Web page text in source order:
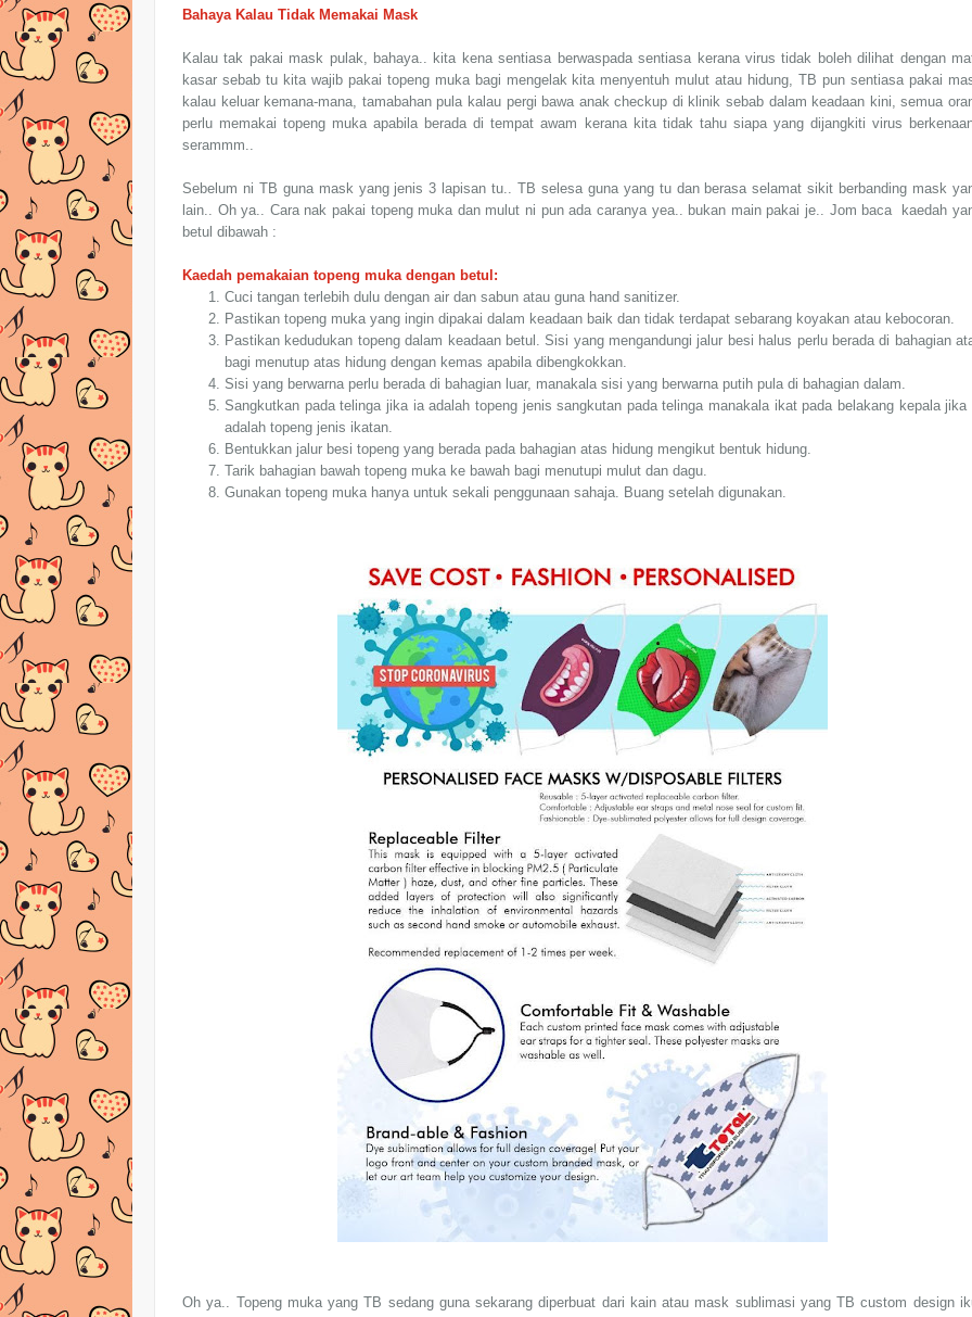
Bahaya Kalau Tidak Memakai Mask
Kalau tak pakai mask pulak, bahaya.. kita kena sentiasa berwaspada sentiasa kerana virus tidak boleh dilihat dengan
kasar sebab tu kita wajib pakai topeng muka bagi mengelak kita menyentuh mulut atau hidung, TB pun sentiasa pakai
kalau keluar kemana-mana, tamabahan pula kalau pergi bawa anak checkup di klinik sebab dalam keadaan kini, semua
perlu memakai topeng muka apabila berada di tempat awam kerana kita tidak tahu siapa yang dijangkiti virus
serammm..
Sebelum ni TB guna mask yang jenis 3 lapisan tu.. TB selesa guna yang tu dan berasa selamat sikit berbanding mask
lain.. Oh ya.. Cara nak pakai topeng muka dan mulut ni pun ada caranya yea.. bukan main pakai je.. Jom baca kaedah
betul dibawah :
Kaedah pemakaian topeng muka dengan betul:
Cuci tangan terlebih dulu dengan air dan sabun atau guna hand sanitizer.
Pastikan topeng muka yang ingin dipakai dalam keadaan baik dan tidak terdapat sebarang koyakan atau kebocoran.
Pastikan kedudukan topeng dalam keadaan betul. Sisi yang mengandungi jalur besi halus perlu berada di bahagian
bagi menutup atas hidung dengan kemas apabila dibengkokkan.
Sisi yang berwarna perlu berada di bahagian luar, manakala sisi yang berwarna putih pula di bahagian dalam.
Sangkutkan pada telinga jika ia adalah topeng jenis sangkutan pada telinga manakala ikat pada belakang kepala jika
adalah topeng jenis ikatan.
Bentukkan jalur besi topeng yang berada pada bahagian atas hidung mengikut bentuk hidung.
Tarik bahagian bawah topeng muka ke bawah bagi menutupi mulut dan dagu.
Gunakan topeng muka hanya untuk sekali penggunaan sahaja. Buang setelah digunakan.
Oh ya.. Topeng muka yang TB sedang guna sekarang diperbuat dari kain atau mask sublimasi yang TB custom design